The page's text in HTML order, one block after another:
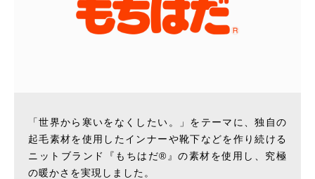
「世界から寒いをなくしたい。」をテーマに、独自の
起毛素材を使用したインナーや靴下などを作り続ける
ニットブランド『もちはだ®︎』の素材を使用し、究極
の暖かさを実現しました。